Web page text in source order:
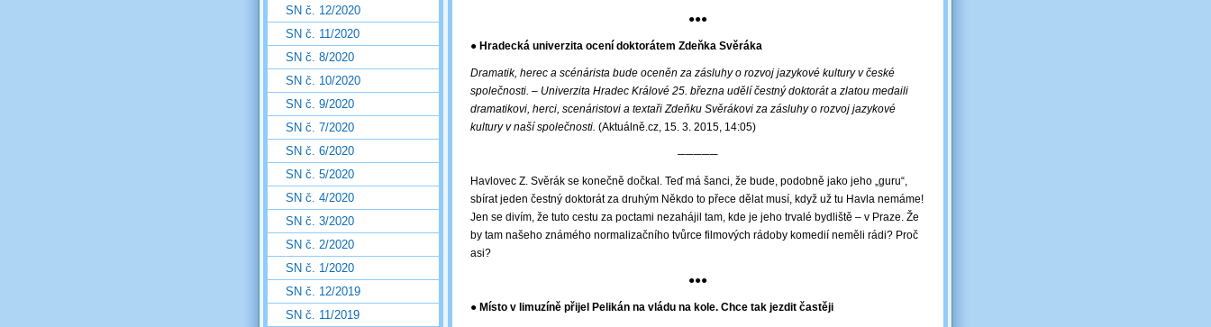
●●●
● Hradecká univerzita ocení doktorátem Zdeňka Svěráka
Dramatik, herec a scénárista bude oceněn za zásluhy o rozvoj jazykové kultury v české
společnosti. – Univerzita Hradec Králové 25. března udělí čestný doktorát a zlatou medaili
dramatikovi, herci, scenáristovi a textaři Zdeňku Svěrákovi za zásluhy o rozvoj jazykové
kultury v naší společnosti. (Aktuálně.cz, 15. 3. 2015, 14:05)
─────
Havlovec Z. Svěrák se konečně dočkal. Teď má šanci, že bude, podobně jako jeho „guru“,
sbírat jeden čestný doktorát za druhým Někdo to přece dělat musí, když už tu Havla nemáme!
Jen se divím, že tuto cestu za poctami nezahájil tam, kde je jeho trvalé bydliště – v Praze. Že
by tam našeho známého normalizačního tvůrce filmových rádoby komedií neměli rádi? Proč
asi?
●●●
● Místo v limuzíně přijel Pelikán na vládu na kole. Chce tak jezdit častěji
SN č. 12/2020
SN č. 11/2020
SN č. 8/2020
SN č. 10/2020
SN č. 9/2020
SN č. 7/2020
SN č. 6/2020
SN č. 5/2020
SN č. 4/2020
SN č. 3/2020
SN č. 2/2020
SN č. 1/2020
SN č. 12/2019
SN č. 11/2019